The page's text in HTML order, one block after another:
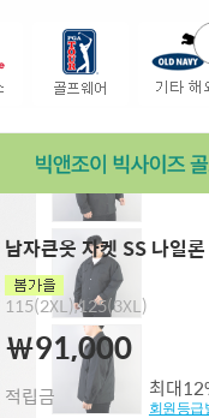
남자큰옷 자켓 SS 나일
115(2XL),125(3XL)
￦91,000
적립금 최대
회원등급